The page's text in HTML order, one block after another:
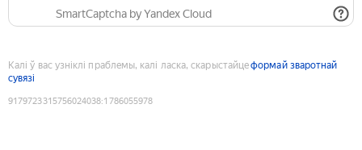
SmartCaptcha by Yandex Cloud
Калі ў вас узніклі праблемы, калі ласка, скарыстайцеформай зваротнай
сувязі
9179723315756024038:1786055978